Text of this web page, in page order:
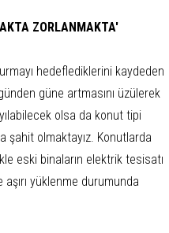
ZORLANMAKTA'
hedeflediklerini kaydeden
güne artmasını üzülerek
olsa da konut tipi
şahit olmaktayız. Konutlarda
eski binaların elektrik tesisatı
yüklenme durumunda